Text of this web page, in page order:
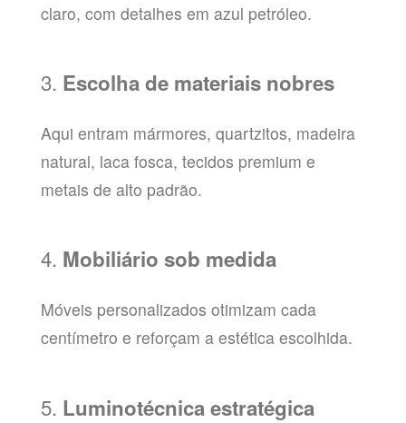
claro, com detalhes em azul petróleo.
3. Escolha de materiais nobres
Aqui entram mármores, quartzitos, madeira
natural, laca fosca, tecidos premium e
metais de alto padrão.
4. Mobiliário sob medida
Móveis personalizados otimizam cada
centímetro e reforçam a estética escolhida.
5. Luminotécnica estratégica